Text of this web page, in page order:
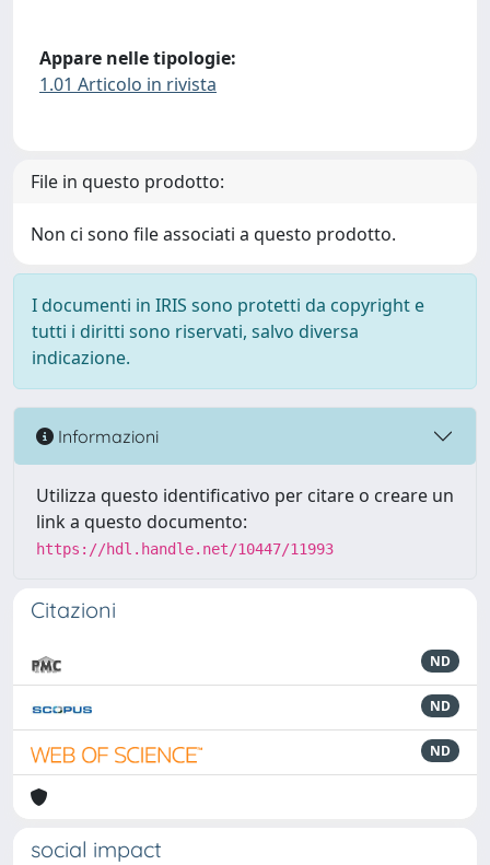
Appare nelle tipologie:
1.01 Articolo in rivista
File in questo prodotto:
Non ci sono file associati a questo prodotto.
I documenti in IRIS sono protetti da copyright e
tutti i diritti sono riservati, salvo diversa
indicazione.
Informazioni
Utilizza questo identificativo per citare o creare un
link a questo documento:
https://hdl.handle.net/10447/11993
Citazioni
ND
ND
ND
social impact